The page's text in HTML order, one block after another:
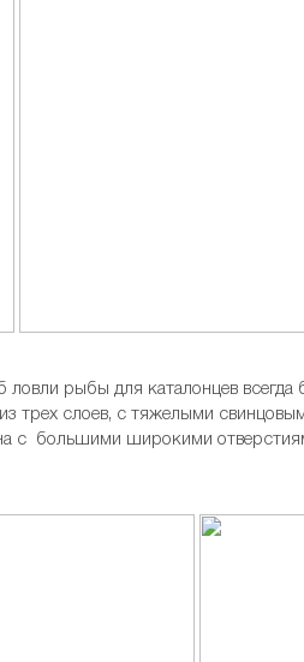
рыбы для каталонцев всегда
трех слоев, с тяжелыми
с большими широкими